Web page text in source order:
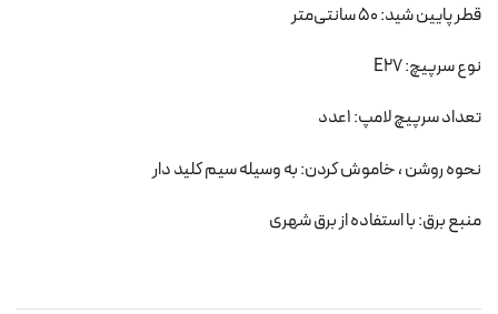
قطر پایین شید: 50 سانتی‌متر
نوع سرپیچ: E27
تعداد سرپیچ لامپ: 1عدد
نحوه روشن ، خاموش کردن: به وسیله سیم کلید دار
منبع برق: با استفاده از برق شهری